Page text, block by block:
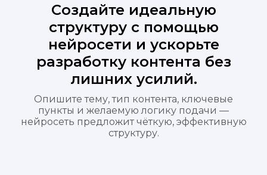
Создайте идеальную
структуру с помощью
нейросети и ускорьте
разработку контента без
лишних усилий.
Опишите тему, тип контента, ключевые
пункты и желаемую логику подачи —
нейросеть предложит чёткую, эффективную
структуру.